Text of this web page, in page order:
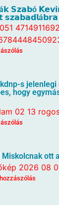
𝗦𝘇𝗮𝗯ó
s jelenlegi
hogy
ott